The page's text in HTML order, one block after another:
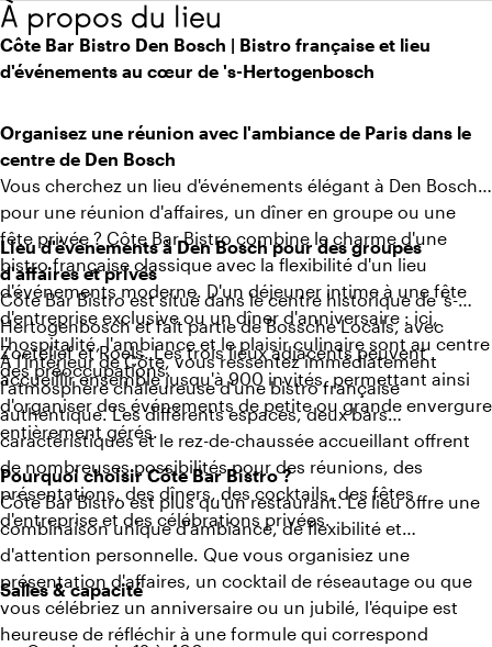
À propos du lieu
Côte Bar Bistro Den Bosch | Bistro française et lieu
d'événements au cœur de 's-Hertogenbosch
Organisez une réunion avec l'ambiance de Paris dans le
centre de Den Bosch
Vous cherchez un lieu d'événements élégant à Den Bosch
pour une réunion d'affaires, un dîner en groupe ou une
fête privée ? Côte Bar Bistro combine le charme d'une
bistro française classique avec la flexibilité d'un lieu
d'événements moderne. D'un déjeuner intime à une fête
d'entreprise exclusive ou un dîner d'anniversaire : ici,
l'hospitalité, l'ambiance et le plaisir culinaire sont au centre
des préoccupations.
Lieu d'événements à Den Bosch pour des groupes
d'affaires et privés
Côte Bar Bistro est situé dans le centre historique de 's-
Hertogenbosch et fait partie de Bossche Locals, avec
Zoetelief et Roels. Les trois lieux adjacents peuvent
accueillir ensemble jusqu'à 900 invités, permettant ainsi
d'organiser des événements de petite ou grande envergure
entièrement gérés.
À l'intérieur de Côte, vous ressentez immédiatement
l'atmosphère chaleureuse d'une bistro française
authentique. Les différents espaces, deux bars
caractéristiques et le rez-de-chaussée accueillant offrent
de nombreuses possibilités pour des réunions, des
présentations, des dîners, des cocktails, des fêtes
d'entreprise et des célébrations privées.
Pourquoi choisir Côte Bar Bistro ?
Côte Bar Bistro est plus qu'un restaurant. Le lieu offre une
combinaison unique d'ambiance, de flexibilité et
d'attention personnelle. Que vous organisiez une
présentation d'affaires, un cocktail de réseautage ou que
vous célébriez un anniversaire ou un jubilé, l'équipe est
heureuse de réfléchir à une formule qui correspond
Salles & capacité